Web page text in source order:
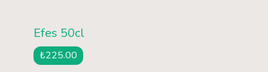
Efes 50cl
₺225.00